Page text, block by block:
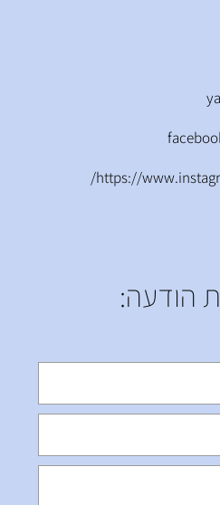
https://
הודעה: